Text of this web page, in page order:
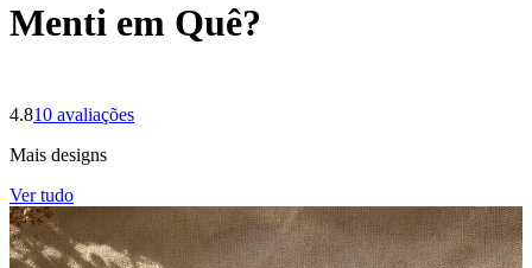
Menti em Quê?
4.810 avaliações
Mais designs
Ver tudo